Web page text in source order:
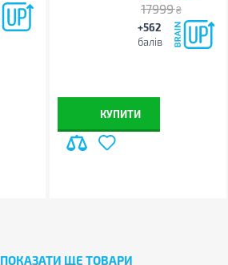
17999 ₴
+562
балів
КУПИТИ
ПОКАЗАТИ ЩЕ ТОВАРИ